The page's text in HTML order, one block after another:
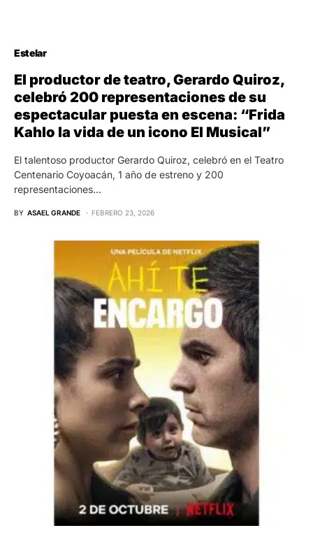
Estelar
El productor de teatro, Gerardo Quiroz,
celebró 200 representaciones de su
espectacular puesta en escena: “Frida
Kahlo la vida de un icono El Musical”
El talentoso productor Gerardo Quiroz, celebró en el Teatro
Centenario Coyoacán, 1 año de estreno y 200
representaciones…
BY ASAEL GRANDE FEBRERO 23, 2026